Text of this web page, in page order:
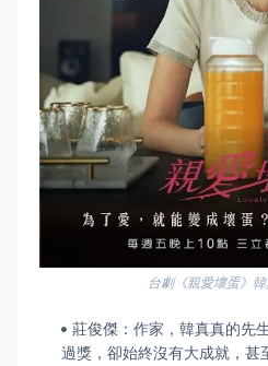
台劇《親愛壞蛋》
莊俊傑：作家，韓真真的先
過獎，卻始終沒有大成就，甚